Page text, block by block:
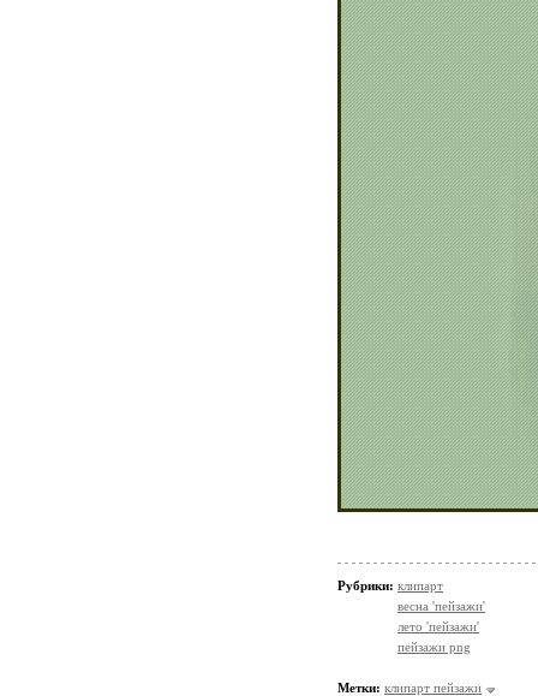
Рубрики: клипарт
весна 'пейзажи'
лето 'пейзажи'
пейзажи png
Метки: клипарт пейзажи